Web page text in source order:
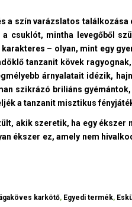
a szín varázslatos találkozása
csuklót, mintha levegőből
– olyan, mint egy
tanzanit kövek
árnyalatait idézik,
szikrázó briliáns
a tanzanit misztikus
akik szeretik, ha egy ékszer
ékszer ez, amely nem
karkötő, Egyedi termék,